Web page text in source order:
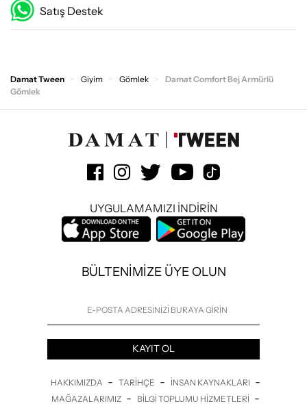
Satış Destek
Damat Tween Giyim Gömlek
Damat Comfort Bej Armürlü
Gömlek
UYGULAMAMIZI İNDİRİN
BÜLTENİMİZE ÜYE OLUN
KAYIT OL
HAKKIMIZDA - TARIHÇE - İNSAN KAYNAKLARI -
MAĞAZALARIMIZ - BILGI TOPLUMU HIZMETLERI -